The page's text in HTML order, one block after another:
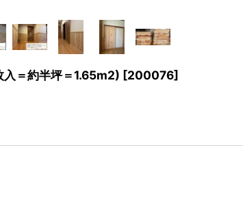
＝約半坪＝1.65m2) [200076]